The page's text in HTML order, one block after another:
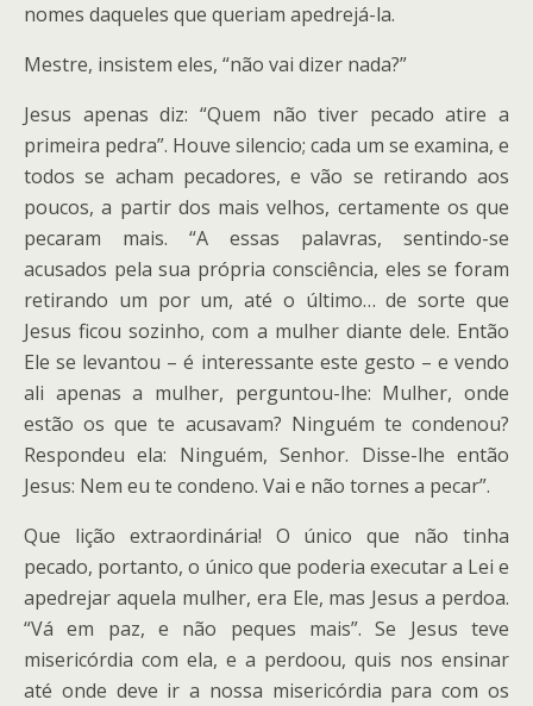
nomes daqueles que queriam apedrejá-la.
Mestre, insistem eles, “não vai dizer nada?”
Jesus apenas diz: “Quem não tiver pecado atire a
primeira pedra”. Houve silencio; cada um se examina, e
todos se acham pecadores, e vão se retirando aos
poucos, a partir dos mais velhos, certamente os que
pecaram mais. “A essas palavras, sentindo-se
acusados pela sua própria consciência, eles se foram
retirando um por um, até o último… de sorte que
Jesus ficou sozinho, com a mulher diante dele. Então
Ele se levantou – é interessante este gesto – e vendo
ali apenas a mulher, perguntou-lhe: Mulher, onde
estão os que te acusavam? Ninguém te condenou?
Respondeu ela: Ninguém, Senhor. Disse-lhe então
Jesus: Nem eu te condeno. Vai e não tornes a pecar”.
Que lição extraordinária! O único que não tinha
pecado, portanto, o único que poderia executar a Lei e
apedrejar aquela mulher, era Ele, mas Jesus a perdoa.
“Vá em paz, e não peques mais”. Se Jesus teve
misericórdia com ela, e a perdoou, quis nos ensinar
até onde deve ir a nossa misericórdia para com os